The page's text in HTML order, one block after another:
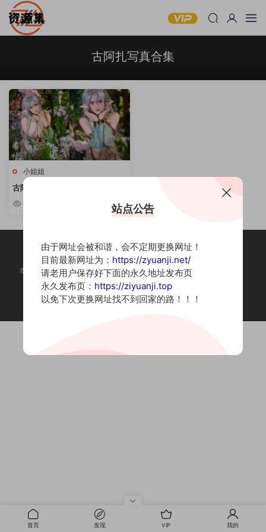
古阿扎写真合集
小姐姐
古阿扎 – 虎牙主播妹子合集 [持续
更新]4.92k
本站为摄影写真图片网站，内容来自网络收集整理，仅作个人学习使用。
如有违法内容请联系删除
Copyright © 2022 资源集
首页 发现 VIP 我的
站点公告
由于网址会被和谐，会不定期更换网址！
目前最新网址为： https://zyuanji.net/
请老用户保存好下面的永久地址发布页
永久发布页： https://ziyuanji.top
以免下次更换网址找不到回家的路！！！